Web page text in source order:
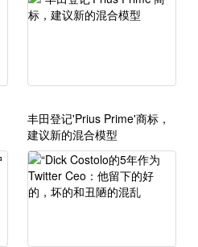
丰田登记'Prius Prime'商标，
建议新的混合模型